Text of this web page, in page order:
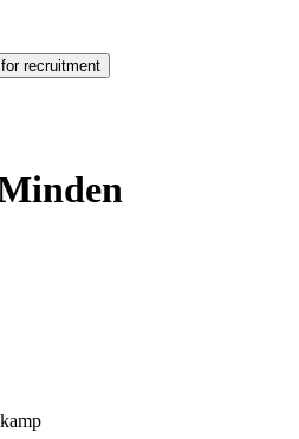
recruitment